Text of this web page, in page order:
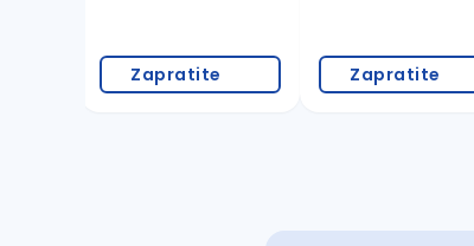
Zapratite Zapratite